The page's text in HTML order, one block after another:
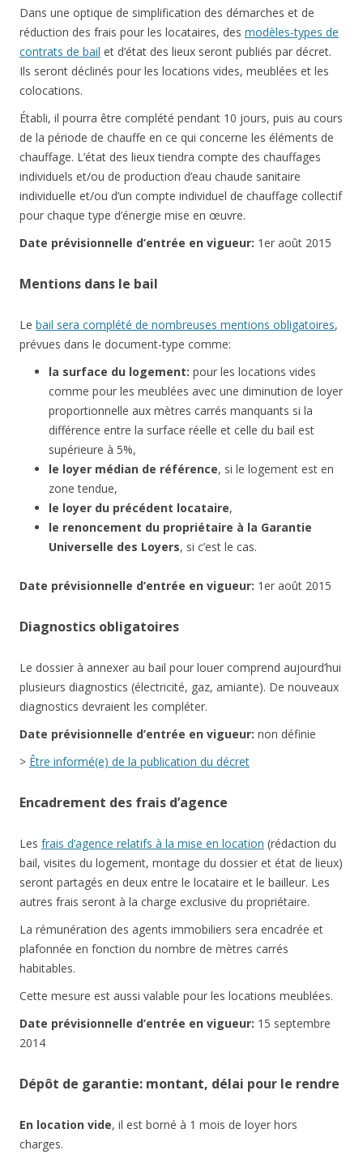
Dans une optique de simplification des démarches et de
réduction des frais pour les locataires, des modèles-types de
contrats de bail et d’état des lieux seront publiés par décret.
Ils seront déclinés pour les locations vides, meublées et les
colocations.
Établi, il pourra être complété pendant 10 jours, puis au cours
de la période de chauffe en ce qui concerne les éléments de
chauffage. L’état des lieux tiendra compte des chauffages
individuels et/ou de production d’eau chaude sanitaire
individuelle et/ou d’un compte individuel de chauffage collectif
pour chaque type d’énergie mise en œuvre.
Date prévisionnelle d’entrée en vigueur: 1er août 2015
Mentions dans le bail
Le bail sera complété de nombreuses mentions obligatoires,
prévues dans le document-type comme:
la surface du logement: pour les locations vides
comme pour les meublées avec une diminution de loyer
proportionnelle aux mètres carrés manquants si la
différence entre la surface réelle et celle du bail est
supérieure à 5%,
le loyer médian de référence, si le logement est en
zone tendue,
le loyer du précédent locataire,
le renoncement du propriétaire à la Garantie
Universelle des Loyers, si c’est le cas.
Date prévisionnelle d’entrée en vigueur: 1er août 2015
Diagnostics obligatoires
Le dossier à annexer au bail pour louer comprend aujourd’hui
plusieurs diagnostics (électricité, gaz, amiante). De nouveaux
diagnostics devraient les compléter.
Date prévisionnelle d’entrée en vigueur: non définie
> Être informé(e) de la publication du décret
Encadrement des frais d’agence
Les frais d’agence relatifs à la mise en location (rédaction du
bail, visites du logement, montage du dossier et état de lieux)
seront partagés en deux entre le locataire et le bailleur. Les
autres frais seront à la charge exclusive du propriétaire.
La rémunération des agents immobiliers sera encadrée et
plafonnée en fonction du nombre de mètres carrés
habitables.
Cette mesure est aussi valable pour les locations meublées.
Date prévisionnelle d’entrée en vigueur: 15 septembre
2014
Dépôt de garantie: montant, délai pour le rendre
En location vide, il est borné à 1 mois de loyer hors
charges.